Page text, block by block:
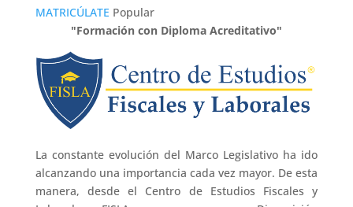
MATRICÚLATE Popular
"Formación con Diploma Acreditativo"
La constante evolución del Marco Legislativo ha ido
alcanzando una importancia cada vez mayor. De esta
manera, desde el Centro de Estudios Fiscales y